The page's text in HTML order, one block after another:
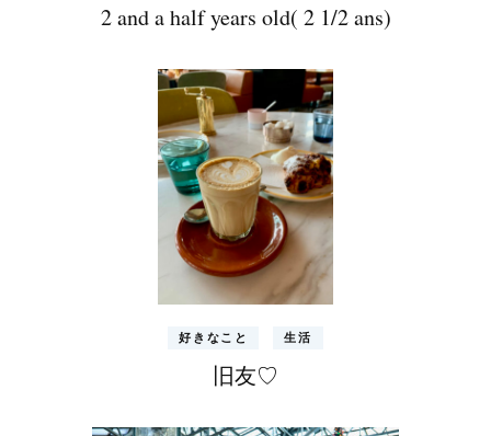
2 and a half years old( 2 1/2 ans)
好きなこと 生活
旧友♡